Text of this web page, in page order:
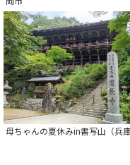
母ちゃんの夏休みin書写山（兵庫